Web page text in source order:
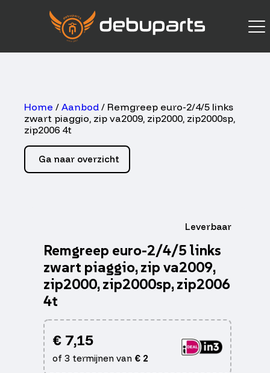
Home / Aanbod / Remgreep euro-2/4/5 links
zwart piaggio, zip va2009, zip2000, zip2000sp,
zip2006 4t
Ga naar overzicht
Leverbaar
Remgreep euro-2/4/5 links
zwart piaggio, zip va2009,
zip2000, zip2000sp, zip2006
4t
€7,15
of 3 termijnen van €2